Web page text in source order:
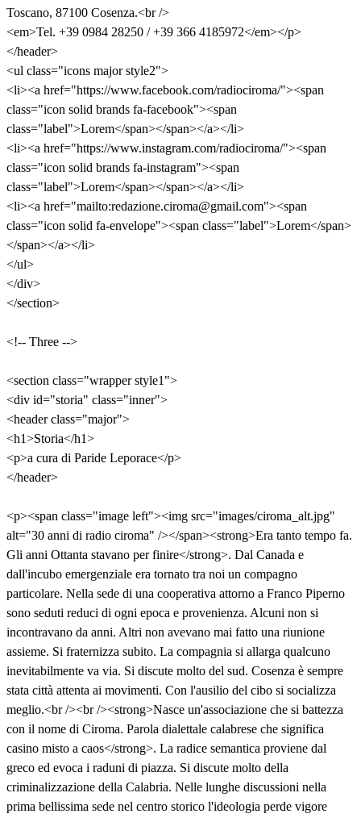
Toscano, 87100 Cosenza.<br />
<em>Tel. +39 0984 28250 / +39 366 4185972</em></p>
</header>
<ul class="icons major style2">
<li><a href="https://www.facebook.com/radiociroma/"><span
class="icon solid brands fa-facebook"><span
class="label">Lorem</span></span></a></li>
<li><a href="https://www.instagram.com/radiociroma/"><span
class="icon solid brands fa-instagram"><span
class="label">Lorem</span></span></a></li>
<li><a href="mailto:redazione.ciroma@gmail.com"><span
class="icon solid fa-envelope"><span class="label">Lorem</span>
</span></a></li>
</ul>
</div>
</section>
<!-- Three -->
<section class="wrapper style1">
<div id="storia" class="inner">
<header class="major">
<h1>Storia</h1>
<p>a cura di Paride Leporace</p>
</header>
<p><span class="image left"><img src="images/ciroma_alt.jpg"
alt="30 anni di radio ciroma" /></span><strong>Era tanto tempo fa.
Gli anni Ottanta stavano per finire</strong>. Dal Canada e
dall'incubo emergenziale era tornato tra noi un compagno
particolare. Nella sede di una cooperativa attorno a Franco Piperno
sono seduti reduci di ogni epoca e provenienza. Alcuni non si
incontravano da anni. Altri non avevano mai fatto una riunione
assieme. Si fraternizza subito. La compagnia si allarga qualcuno
inevitabilmente va via. Si discute molto del sud. Cosenza è sempre
stata città attenta ai movimenti. Con l'ausilio del cibo si socializza
meglio.<br /><br /><strong>Nasce un'associazione che si battezza
con il nome di Ciroma. Parola dialettale calabrese che significa
casino misto a caos</strong>. La radice semantica proviene dal
greco ed evoca i raduni di piazza. Si discute molto della
criminalizzazione della Calabria. Nelle lunghe discussioni nella
prima bellissima sede nel centro storico l'ideologia perde vigore